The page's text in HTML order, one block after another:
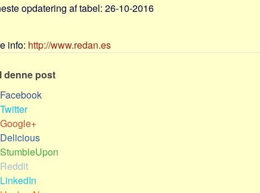
opdatering af tabel: 26-10-2016
info: http://www.redan.es
denne post
Facebook
Twitter
Google+
Delicious
StumbleUpon
Reddit
LinkedIn